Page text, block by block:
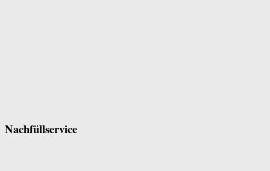
Nachfüllservice